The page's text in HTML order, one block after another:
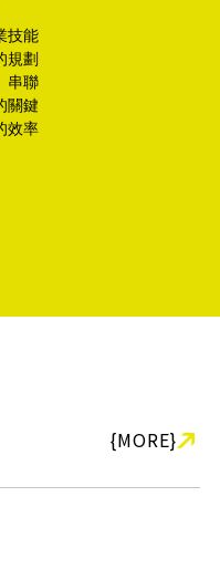
技能
規劃
串聯
關鍵
效率
{MORE}